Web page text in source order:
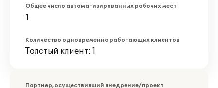
Общее число автоматизированных рабочих мест
1
Количество одновременно работающих клиентов
Толстый клиент: 1
Партнер, осуществивший внедрение/проект